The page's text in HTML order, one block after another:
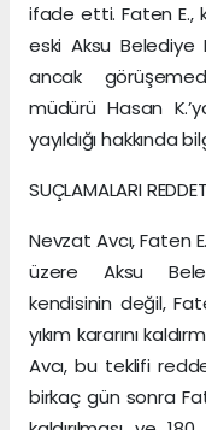
ifade etti. Faten E.,
eski Aksu Belediye
ancak
müdürü Hasan
yayıldığı hakkında
SUÇLAMALARI
Nevzat Avcı, Faten
üzere Aksu
kendisinin değil,
yıkım kararını
Avcı, bu teklifi
birkaç gün sonra